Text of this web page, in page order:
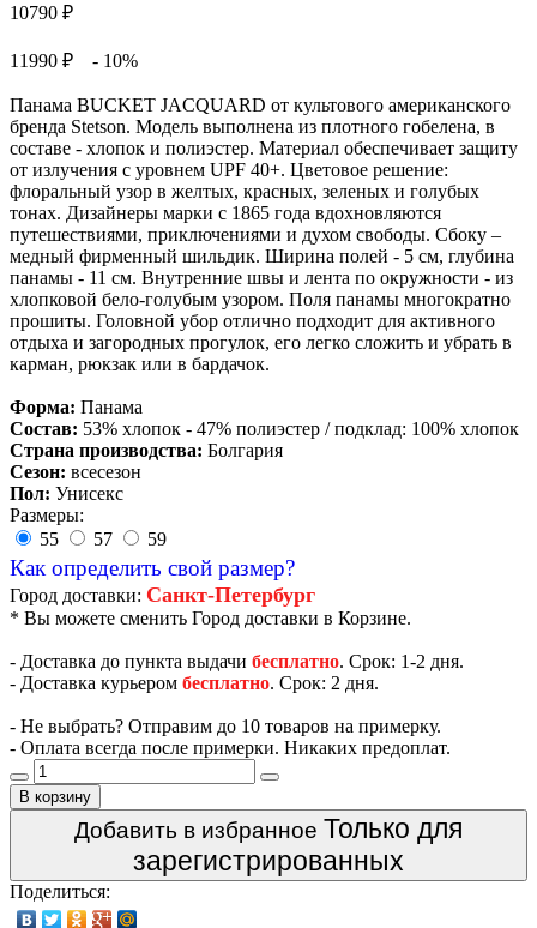
10790 ₽
11990 ₽ - 10%
Панама BUCKET JACQUARD от культового американского
бренда Stetson. Модель выполнена из плотного гобелена, в
составе - хлопок и полиэстер. Материал обеспечивает защиту
от излучения с уровнем UPF 40+. Цветовое решение:
флоральный узор в желтых, красных, зеленых и голубых
тонах. Дизайнеры марки с 1865 года вдохновляются
путешествиями, приключениями и духом свободы. Сбоку –
медный фирменный шильдик. Ширина полей - 5 см, глубина
панамы - 11 см. Внутренние швы и лента по окружности - из
хлопковой бело-голубым узором. Поля панамы многократно
прошиты. Головной убор отлично подходит для активного
отдыха и загородных прогулок, его легко сложить и убрать в
карман, рюкзак или в бардачок.
Форма: Панама
Состав: 53% хлопок - 47% полиэстер / подклад: 100% хлопок
Страна производства: Болгария
Сезон: всесезон
Пол: Унисекс
Размеры:
55
57 59
Как определить свой размер?
Город доставки: Санкт-Петербург
* Вы можете сменить Город доставки в Корзине.
- Доставка до пункта выдачи бесплатно. Срок: 1-2 дня.
- Доставка курьером бесплатно. Срок: 2 дня.
- Не выбрать? Отправим до 10 товаров на примерку.
- Оплата всегда после примерки. Никаких предоплат.
В корзину
Добавить в избранное Только для
зарегистрированных
Поделиться: